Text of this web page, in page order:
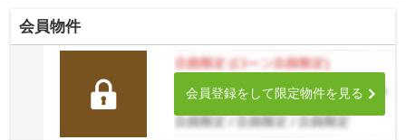
会員物件
会員登録をして限定物件を見る